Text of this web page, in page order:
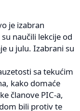
je izabran
naučili lekcije od
u julu. Izabrani su
sa tekućim
kako domaće
članove PIC-a,
bili protiv te